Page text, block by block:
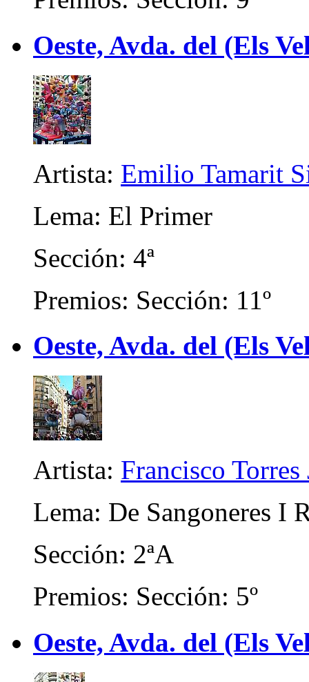
Oeste, Avda. del (Els
Artista: Emilio Tamarit
Lema: El Primer
Sección: 4ª
Premios: Sección: 11º
Oeste, Avda. del (Els
Artista: Francisco
Lema: De Sangoneres I
Sección: 2ªA
Premios: Sección: 5º
Oeste, Avda. del (Els